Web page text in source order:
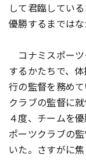
して君臨してい
優勝するまでは
コナミスポー
するかたちで、
行の監督を務め
クラブの監督に
４度、チームを
ポーツクラブの
いた。さすがに